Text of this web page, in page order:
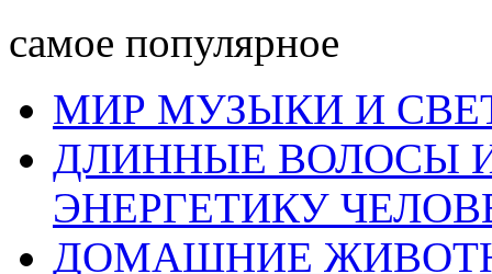
самое популярное
МИР МУЗЫКИ И
ДЛИННЫЕ ВОЛОСЫ
ЭНЕРГЕТИКУ
ДОМАШНИЕ